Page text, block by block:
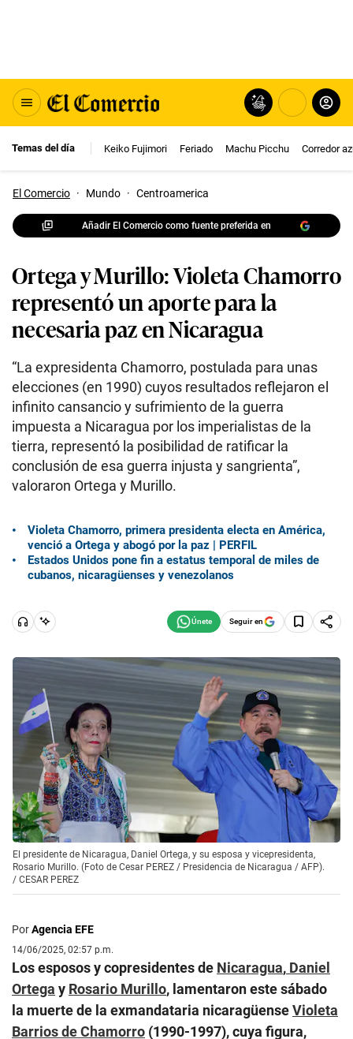
Temas del día Keiko Fujimori Feriado Machu Picchu Corredor
El Comercio · Mundo · Centroamerica
Añadir El Comercio como fuente preferida en
Ortega y Murillo: Violeta Chamorro
representó un aporte para la
necesaria paz en Nicaragua
“La expresidenta Chamorro, postulada para unas
elecciones (en 1990) cuyos resultados reflejaron el
infinito cansancio y sufrimiento de la guerra
impuesta a Nicaragua por los imperialistas de la
tierra, representó la posibilidad de ratificar la
conclusión de esa guerra injusta y sangrienta”,
valoraron Ortega y Murillo.
Violeta Chamorro, primera presidenta electa en América,
venció a Ortega y abogó por la paz | PERFIL
Estados Unidos pone fin a estatus temporal de miles de
cubanos, nicaragüenses y venezolanos
Seguir en
El presidente de Nicaragua, Daniel Ortega, y su esposa y vicepresidenta,
Rosario Murillo. (Foto de Cesar PEREZ / Presidencia de Nicaragua / AFP).
/ CESAR PEREZ
PorAgencia EFE
14/06/2025, 02:57 p.m.
Los esposos y copresidentes de Nicaragua, Daniel
Ortega y Rosario Murillo, lamentaron este sábado
la muerte de la exmandataria nicaragüenseVioleta
Barrios de Chamorro (1990-1997), cuya figura,